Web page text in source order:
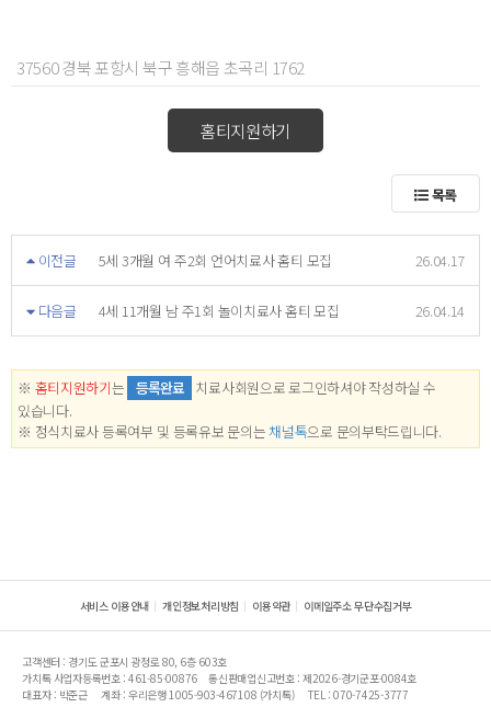
37560 경북 포항시 북구 흥해읍 초곡리 1762
홈티지원하기
목록
이전글 5세 3개월 여 주2회 언어치료사 홈티 모집 26.04.17
다음글 4세 11개월 남 주1회 놀이치료사 홈티 모집 26.04.14
※ 홈티지원하기는 등록완료 치료사회원으로 로그인하셔야 작성하실 수
있습니다.
※ 정식치료사 등록여부 및 등록유보 문의는 채널톡으로 문의부탁드립니다.
서비스 이용안내 개인정보처리방침 이용약관 이메일주소 무단수집거부
고객센터 : 경기도 군포시 광정로 80, 6층 603호
가치톡 사업자등록번호 : 461-85-00876
통신판매업신고번호 : 제2026-경기군포-0084호
대표자 : 박준근
계좌 : 우리은행 1005-903-467108 (가치톡)
TEL : 070-7425-3777